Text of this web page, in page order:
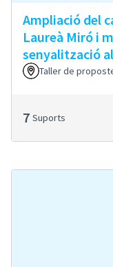
Ampliació del
Laureà Miró i
senyalització
Taller de
7 Suports